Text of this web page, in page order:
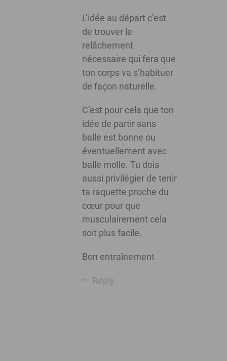
L’idée au départ c’est
de trouver le
relâchement
nécessaire qui fera que
ton corps va s’habituer
de façon naturelle.
C’est pour cela que ton
idée de partir sans
balle est bonne ou
éventuellement avec
balle molle. Tu dois
aussi privilégier de tenir
ta raquette proche du
cœur pour que
musculairement cela
soit plus facile.
Bon entraînement
Reply